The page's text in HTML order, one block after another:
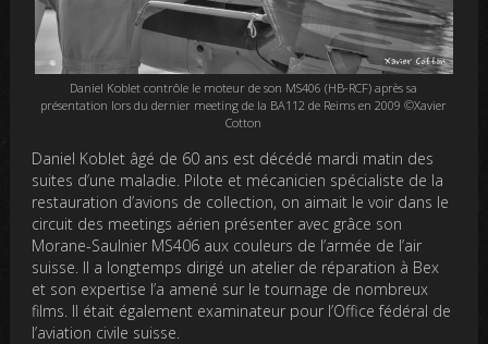
Daniel Koblet contrôle le moteur de son MS406 (HB-RCF) après sa
présentation lors du dernier meeting de la BA112 de Reims en 2009 ©Xavier
Cotton
Daniel Koblet âgé de 60 ans est décédé mardi matin des
suites d’une maladie. Pilote et mécanicien spécialiste de la
restauration d’avions de collection, on aimait le voir dans le
circuit des meetings aérien présenter avec grâce son
Morane-Saulnier MS406 aux couleurs de l’armée de l’air
suisse. Il a longtemps dirigé un atelier de réparation à Bex
et son expertise l’a amené sur le tournage de nombreux
films. Il était également examinateur pour l’Office fédéral de
l’aviation civile suisse.